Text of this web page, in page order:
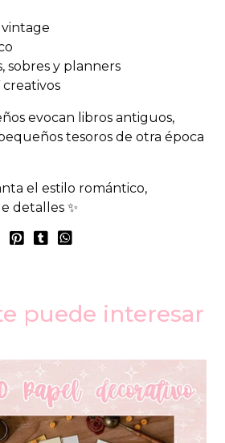
sobres y planners
creativos
evocan libros antiguos,
tesoros de otra época
el estilo romántico,
detalles ✨
puede interesar